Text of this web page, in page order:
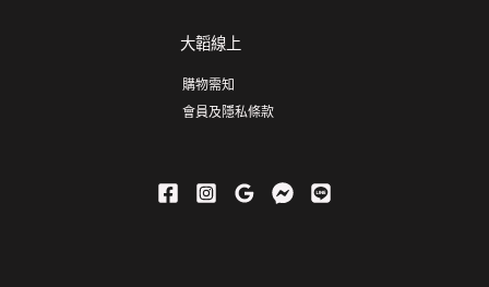
大韜線上
購物需知
會員及隱私條款